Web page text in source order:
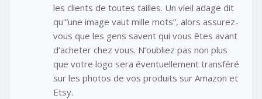
les clients de toutes tailles. Un vieil adage dit
qu'”une image vaut mille mots”, alors assurez-
vous que les gens savent qui vous êtes avant
d’acheter chez vous. N’oubliez pas non plus
que votre logo sera éventuellement transféré
sur les photos de vos produits sur Amazon et
Etsy.